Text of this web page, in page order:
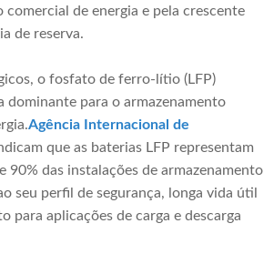
comercial de energia e pela crescente
de reserva.
o fosfato de ferro-lítio (LFP)
dominante para o armazenamento
Agência Internacional de
que as baterias LFP representam
90% das instalações de armazenamento
seu perfil de segurança, longa vida útil
para aplicações de carga e descarga